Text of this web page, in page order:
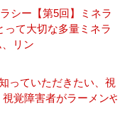
シー【第5回】ミネラ
て大切な多量ミネラ
リン
っていただきたい、視
覚障害者がラーメンや